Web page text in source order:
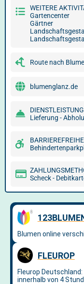
WEITERE
Gartencenter
Gärtner
Route nach
blumenglanz.de
Lieferung -
Scheck -